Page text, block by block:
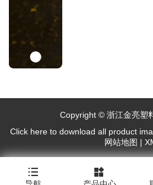
Copyright © 浙江金亮塑
Click here to download all product
网站地图 |
 